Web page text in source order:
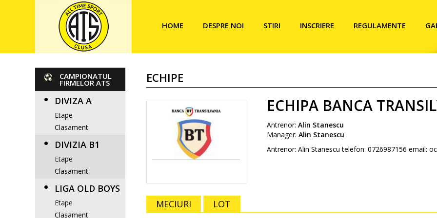
HOME DESPRE NOI STIRI INSCRIERE REGULAMENTE
CAMPIONATUL
FIRMELOR ATS
DIVIZA A
Etape
Clasament
DIVIZIA B1
Etape
Clasament
LIGA OLD BOYS
Etape
Clasament
ECHIPE
ECHIPA BANCA
Antrenor: Alin Stanescu
Manager:Alin Stanescu
Antrenor: Alin Stanescu telefon: 0726987156 email:
MECIURI LOT